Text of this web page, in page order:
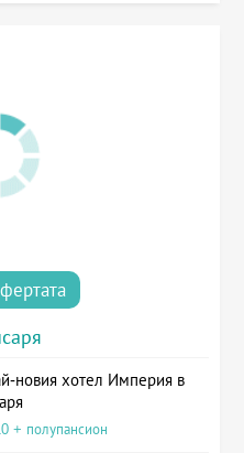
новия хотел Империя в
+ полупансион